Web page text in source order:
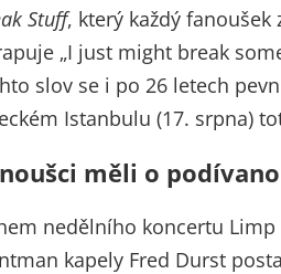
Stuff, který každý
„I just might break
slov se i po 26 letech
Istanbulu (17. srpna)
měli o
nedělního koncertu
kapely Fred Durst